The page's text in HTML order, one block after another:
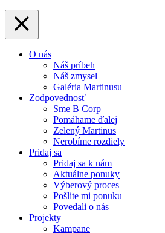
O nás
Náš príbeh
Náš zmysel
Galéria Martinusu
Zodpovednosť
Sme B Corp
Pomáhame ďalej
Zelený Martinus
Nerobíme rozdiely
Pridaj sa
Pridaj sa k nám
Aktuálne ponuky
Výberový proces
Pošlite mi ponuku
Povedali o nás
Projekty
Kampane